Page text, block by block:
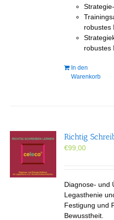
robustes
robustes
In den
Warenkorb
Richtig
€99,00
Diagnose- und
Legasthenie
Festigung und
Bewusstheit.